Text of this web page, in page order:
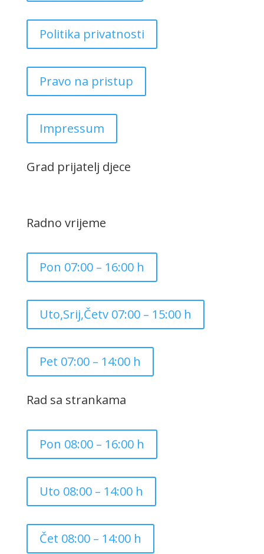
Politika privatnosti
Pravo na pristup
Impressum
Grad prijatelj djece
Radno vrijeme
Pon 07:00 – 16:00 h
Uto,Srij,Četv 07:00 – 15:00 h
Pet 07:00 – 14:00 h
Rad sa strankama
Pon 08:00 – 16:00 h
Uto 08:00 – 14:00 h
Čet 08:00 – 14:00 h